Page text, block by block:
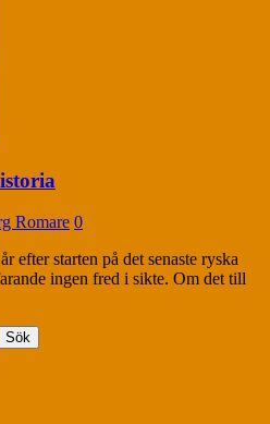
Romare 0
efter starten på det senaste ryska
ingen fred i sikte. Om det till